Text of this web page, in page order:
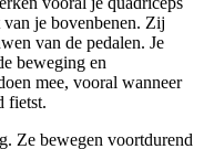
je bovenbenen. Zij
van de pedalen. Je
beweging en
mee, vooral wanneer
fietst.
Ze bewegen voortdurend